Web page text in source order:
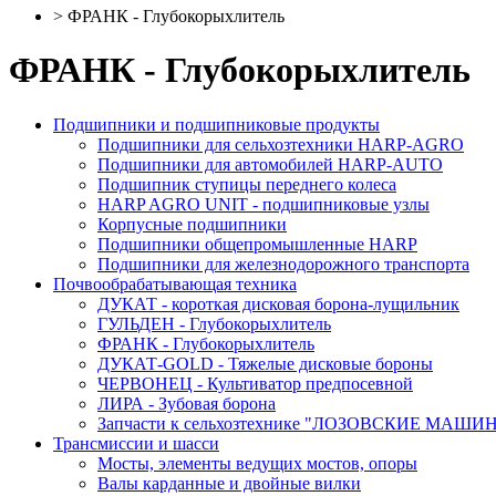
> ФРАНК - Глубокорыхлитель
ФРАНК - Глубокорыхлитель
Подшипники и подшипниковые продукты
Подшипники для сельхозтехники HARP-AGRO
Подшипники для автомобилей HARP-AUTO
Подшипник ступицы переднего колеса
HARP AGRO UNIT - подшипниковые узлы
Корпусные подшипники
Подшипники общепромышленные HARP
Подшипники для железнодорожного транспорта
Почвообрабатывающая техника
ДУКАТ - короткая дисковая борона-лущильник
ГУЛЬДЕН - Глубокорыхлитель
ФРАНК - Глубокорыхлитель
ДУКАТ-GOLD - Тяжелые дисковые бороны
ЧЕРВОНЕЦ - Культиватор предпосевной
ЛИРА - Зубовая борона
Запчасти к сельхозтехнике "ЛОЗОВСКИЕ
Трансмиссии и шасси
Мосты, элементы ведущих мостов, опоры
Валы карданные и двойные вилки